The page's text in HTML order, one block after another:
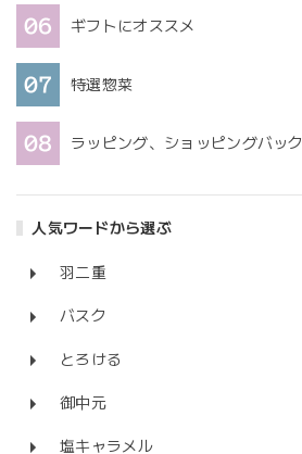
ギフトにオススメ
特選惣菜
ラッピング、ショッピングバック
人気ワードから選ぶ
羽二重
バスク
とろける
御中元
塩キャラメル